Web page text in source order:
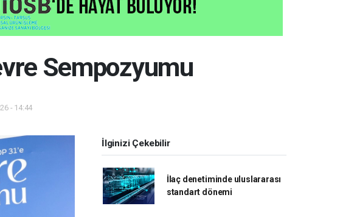
Sempozyumu
- 14:44
İlginizi Çekebilir
İlaç denetiminde uluslararası
standart dönemi